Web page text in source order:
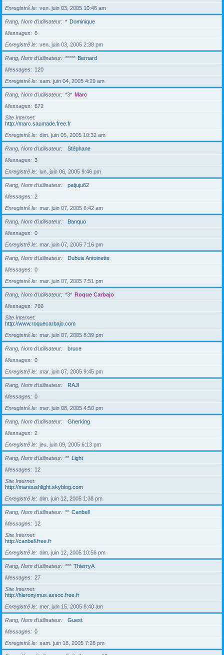
Enregistré le
ven. juin 03, 2005 10:46 am
Rang, Nom d’utilisateur * Dominique
Messages
6
Enregistré le
ven. juin 03, 2005 2:38 pm
Rang, Nom d’utilisateur ***** Bernard
Messages
120
Enregistré le
sam. juin 04, 2005 4:29 am
Rang, Nom d’utilisateur *3* Marc
Messages
672
Site Internet
http://marc.saumade.free.fr
Enregistré le
dim. juin 05, 2005 10:32 am
Rang, Nom d’utilisateur
Stéphane
Messages
3
Enregistré le
lun. juin 06, 2005 9:46 pm
Rang, Nom d’utilisateur
patjuju62
Messages
2
Enregistré le
mar. juin 07, 2005 6:42 am
Rang, Nom d’utilisateur
Banquo
Messages
0
Enregistré le
mar. juin 07, 2005 7:16 pm
Rang, Nom d’utilisateur
Dubuis Antoinette
Messages
0
Enregistré le
mar. juin 07, 2005 7:51 pm
Rang, Nom d’utilisateur *3* Roque Carbajo
Messages
766
Site Internet
http://www.roquecarbajo.com
Enregistré le
mar. juin 07, 2005 8:39 pm
Rang, Nom d’utilisateur
bruce
Messages
0
Enregistré le
mar. juin 07, 2005 9:45 pm
Rang, Nom d’utilisateur
RAJI
Messages
0
Enregistré le
mer. juin 08, 2005 4:50 pm
Rang, Nom d’utilisateur
Gherking
Messages
2
Enregistré le
jeu. juin 09, 2005 6:13 pm
Rang, Nom d’utilisateur ** Light
Messages
12
Site Internet
http://manoushlight.skyblog.com
Enregistré le
dim. juin 12, 2005 1:38 pm
Rang, Nom d’utilisateur ** Canbell
Messages
12
Site Internet
http://canbell.free.fr
Enregistré le
dim. juin 12, 2005 10:56 pm
Rang, Nom d’utilisateur *** ThierryA
Messages
27
Site Internet
http://hieronymus.assoc.free.fr
Enregistré le
mer. juin 15, 2005 8:40 am
Rang, Nom d’utilisateur
Guest
Messages
0
Enregistré le
sam. juin 18, 2005 7:28 pm